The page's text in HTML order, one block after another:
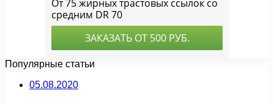
Популярные статьи
05.08.2020